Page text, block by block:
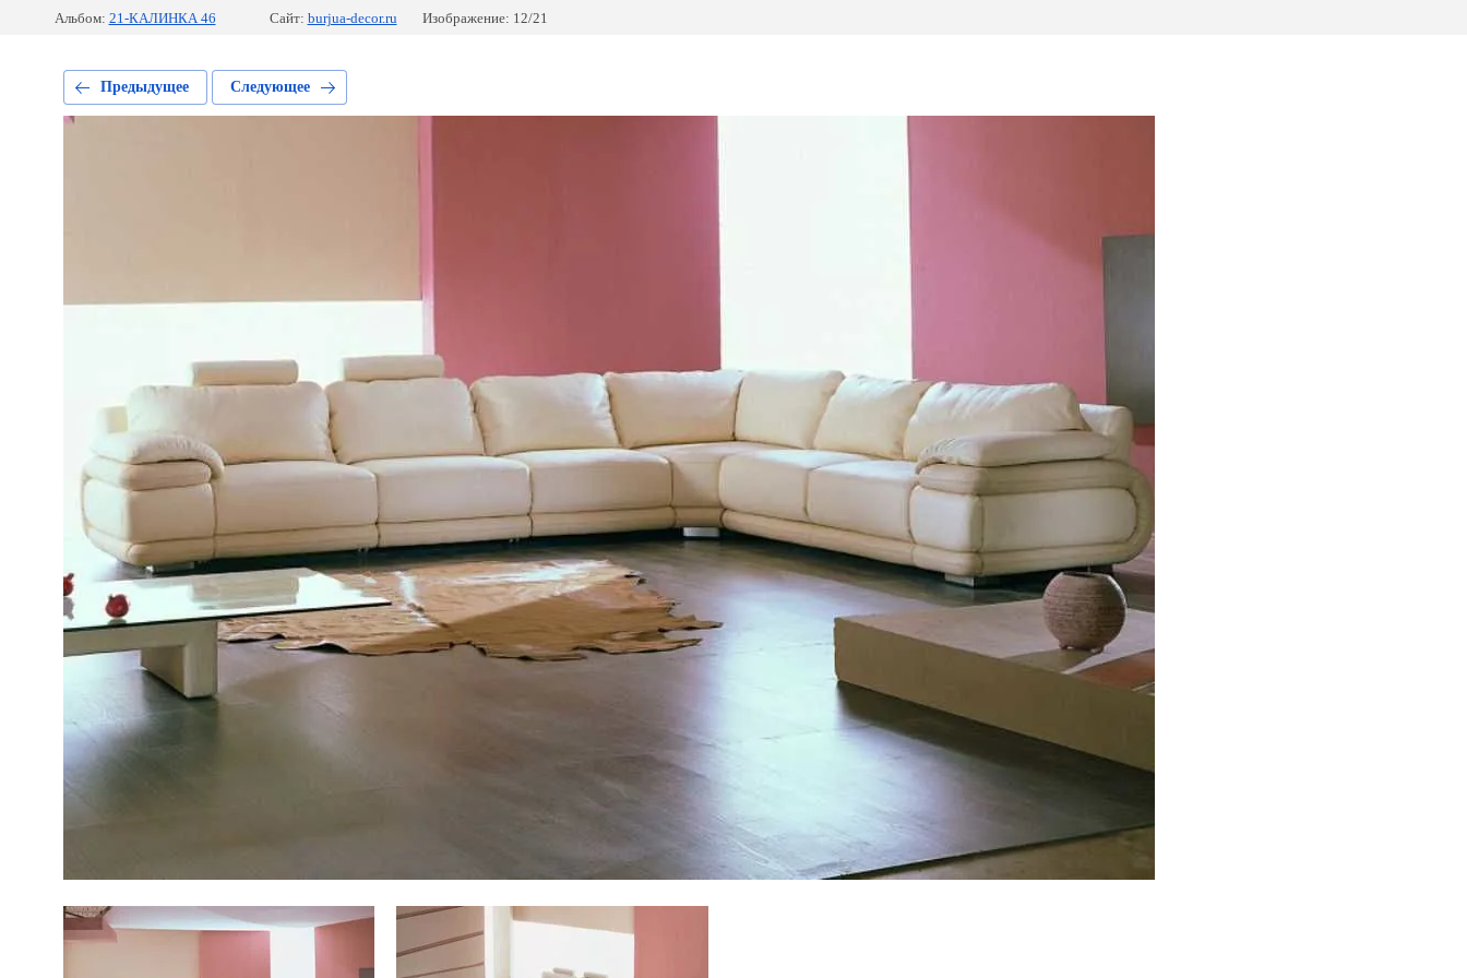
Альбом: 21-КАЛИНКА 46 Сайт: burjua-decor.ru Изображение: 12/21
Предыдущее Следующее